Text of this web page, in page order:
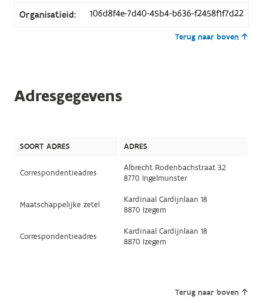
Organisatieid: 106d8f4e-7d40-45b4-b636-f2458f1f7d22
Terug naar boven
Adresgegevens
SOORT ADRES ADRES
Correspondentieadres
Albrecht Rodenbachstraat 32
8770 Ingelmunster
Maatschappelijke zetel
Kardinaal Cardijnlaan 18
8870 Izegem
Correspondentieadres
Kardinaal Cardijnlaan 18
8870 Izegem
Terug naar boven